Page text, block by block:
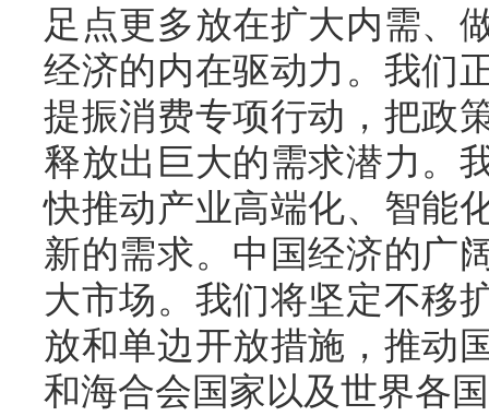
足点更多放在扩大内需、
经济的内在驱动力。我们
提振消费专项行动，把政
释放出巨大的需求潜力。
快推动产业高端化、智能
新的需求。中国经济的广
大市场。我们将坚定不移
放和单边开放措施，推动
和海合会国家以及世界各